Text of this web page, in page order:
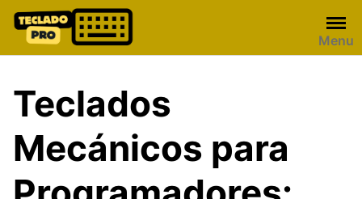
Skip
content
Menu
Teclados
Mecánicos para